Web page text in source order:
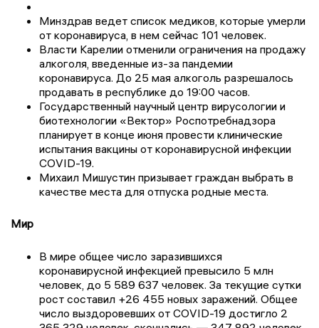
Минздрав ведет список медиков, которые умерли
от коронавируса, в нем сейчас 101 человек.
Власти Карелии отменили ограничения на продажу
алкоголя, введенные из-за пандемии
коронавируса. До 25 мая алкоголь разрешалось
продавать в республике до 19:00 часов.
Государственный научный центр вирусологии и
биотехнологии «Вектор» Роспотребнадзора
планирует в конце июня провести клинические
испытания вакцины от коронавирусной инфекции
COVID-19.
Михаил Мишустин призывает граждан выбрать в
качестве места для отпуска родные места.
Мир
В мире общее число заразившихся
коронавирусной инфекцией превысило 5 млн
человек, до 5 589 637 человек. За текущие сутки
рост составил +26 455 новых заражений. Общее
число выздоровевших от COVID-19 достигло 2